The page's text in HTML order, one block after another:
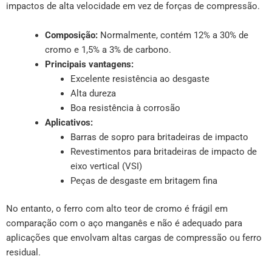
impactos de alta velocidade em vez de forças de compressão.
Composição:Normalmente, contém 12% a 30% de
cromo e 1,5% a 3% de carbono.
Principais vantagens:
Excelente resistência ao desgaste
Alta dureza
Boa resistência à corrosão
Aplicativos:
Barras de sopro para britadeiras de impacto
Revestimentos para britadeiras de impacto de
eixo vertical (VSI)
Peças de desgaste em britagem fina
No entanto, o ferro com alto teor de cromo é frágil em
comparação com o aço manganês e não é adequado para
aplicações que envolvam altas cargas de compressão ou ferro
residual.